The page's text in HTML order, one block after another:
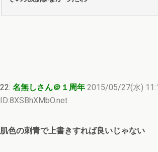
22: 名無しさん＠１周年 2015/05/27(水)
ID:8XSBhXMbO.net
肌色の刺青で上書きすれば良いじゃない